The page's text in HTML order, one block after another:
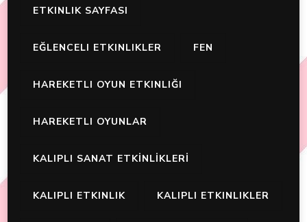
ETKINLIK SAYFASI
EĞLENCELI ETKINLIKLER FEN
HAREKETLI OYUN ETKINLIĞI
HAREKETLI OYUNLAR
KALIPLI SANAT ETKİNLİKLERİ
KALIPLI ETKINLIK KALIPLI ETKINLIKLER